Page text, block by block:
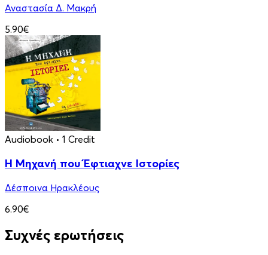
Αναστασία Δ. Μακρή
5.90€
Audiobook • 1 Credit
Η Μηχανή που Έφτιαχνε Ιστορίες
Δέσποινα Ηρακλέους
6.90€
Συχνές ερωτήσεις